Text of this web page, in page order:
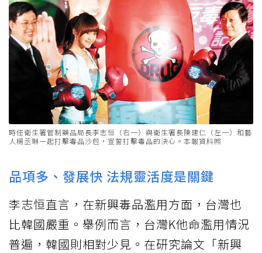
時任衛生署管制藥品局長李志恒（右一）與衛生署長陳建仁（左一）和藝
人楊丞琳一起打擊毒品沙包，宣誓打擊毒品的決心。本報資料照
品項多、發展快 法規靈活度是關鍵
李志恒直言，在新興毒品濫用方面，台灣也
比韓國嚴重。舉例而言，台灣K他命濫用情況
普遍，韓國則相對少見。在研究論文「新興